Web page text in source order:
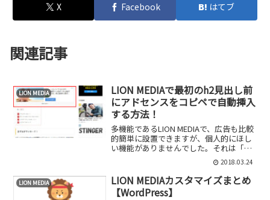
X Facebook はてブ
関連記事
LION MEDIA
LION MEDIAで最初のh2見出し前
にアドセンスをコピペで自動挿入
する方法！
多機能であるLION MEDIAで、広告も比較
的簡単に設置できますが、個人的にほし
い機能がありませんでした。それは「最
初のh2見出し前にアドセンスを自動挿入
すること」です！もしやってみたいなー
と思う方はコピペで簡単にできますの
で、今回紹介す...
2018.03.24
LION MEDIA
LION MEDIAカスタマイズまとめ
【WordPress】